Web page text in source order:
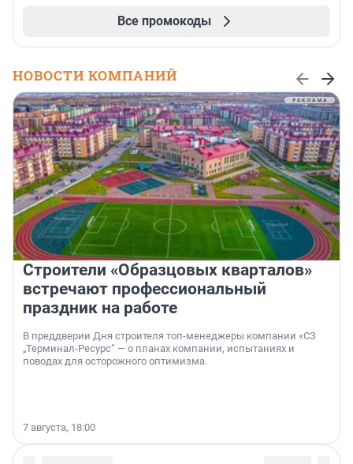
Все промокоды
НОВОСТИ КОМПАНИЙ
Строители «Образцовых кварталов»
встречают профессиональный
праздник на работе
В преддверии Дня строителя топ-менеджеры компании «СЗ
„Терминал-Ресурс“ — о планах компании, испытаниях и
поводах для осторожного оптимизма.
7 августа, 18:00